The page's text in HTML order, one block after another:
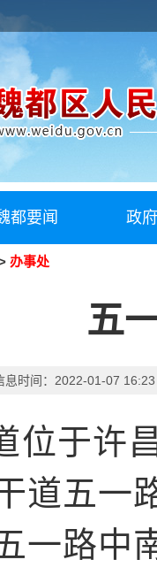
都要闻 政
办事处
五
息时间：2022-01-07
位于许
道五一
一路中